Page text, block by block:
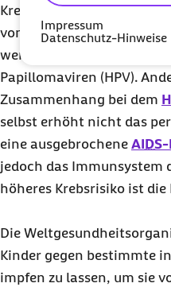
Impressum
Datenschutz-Hinweise
Krebs ist nicht
von Krebs, die durch eine
werden können,
Papillomaviren (HPV).
Zusammenhang bei dem
selbst erhöht nicht das
eine ausgebrochene AIDS-
jedoch das Immunsystem
höheres Krebsrisiko ist die
Die
Kinder gegen bestimmte
impfen zu lassen, um sie